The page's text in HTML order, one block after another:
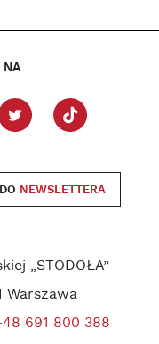
NA
NEWSLETTERA
„STODOŁA”
Warszawa
691 800 388